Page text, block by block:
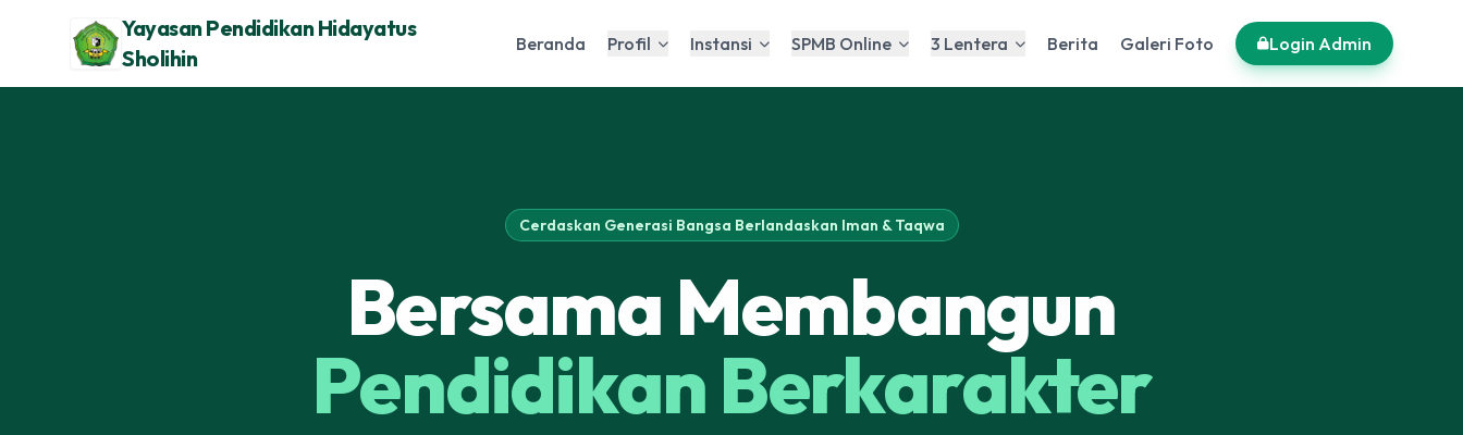
Yayasan Pendidikan Hidayatus
Sholihin
Beranda Profil Instansi SPMB Online 3 Lentera Berita Galeri Foto Login Admin
Cerdaskan Generasi Bangsa Berlandaskan Iman & Taqwa
Bersama Membangun
Pendidikan Berkarakter